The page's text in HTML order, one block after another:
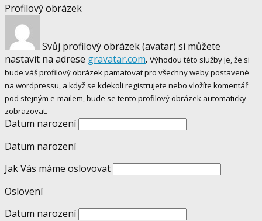
Profilový obrázek
Svůj profilový obrázek (avatar) si můžete
nastavit na adrese gravatar.com. Výhodou této služby je, že si
bude váš profilový obrázek pamatovat pro všechny weby postavené
na wordpressu, a když se kdekoli registrujete nebo vložíte komentář
pod stejným e-mailem, bude se tento profilový obrázek automaticky
zobrazovat.
Datum narození
Datum narození
Jak Vás máme oslovovat
Oslovení
Datum narození